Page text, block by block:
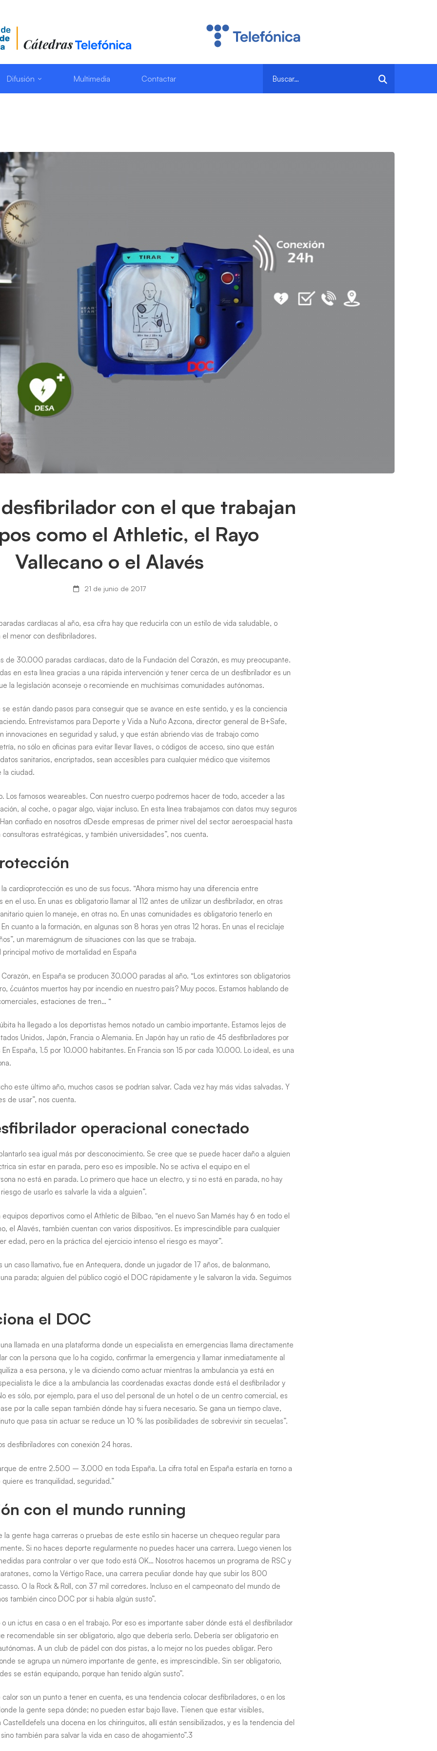
Difusión Multimedia Contactar
con el que trabajan
como el Athletic, el Rayo
Vallecano o el Alavés
21 de junio de 2017
cardíacas al año, esa cifra hay que reducirla con un estilo de vida saludable, o
menor con desfibriladores.
de 30.000 paradas cardíacas, dato de la Fundación del Corazón, es muy preocupante.
en esta línea gracias a una rápida intervención y tener cerca de un desfibrilador es un
la legislación aconseje o recomiende en muchísimas comunidades autónomas.
se están dando pasos para conseguir que se avance en este sentido, y es la conciencia
Entrevistamos para Deporte y Vida a Nuño Azcona, director general de B+Safe,
innovaciones en seguridad y salud, y que están abriendo vías de trabajo como
no sólo en oficinas para evitar llevar llaves, o códigos de acceso, sino que están
sanitarios, encriptados, sean accesibles para cualquier médico que visitemos
ciudad.
Los famosos weareables. Con nuestro cuerpo podremos hacer de todo, acceder a las
al coche, o pagar algo, viajar incluso. En esta línea trabajamos con datos muy seguros
confiado en nosotros dDesde empresas de primer nivel del sector aeroespacial hasta
estratégicas, y también universidades”, nos cuenta.
cardioprotección es uno de sus focus. “Ahora mismo hay una diferencia entre
en el uso. En unas es obligatorio llamar al 112 antes de utilizar un desfibrilador, en otras
quien lo maneje, en otras no. En unas comunidades es obligatorio tenerlo en
cuanto a la formación, en algunas son 8 horas yen otras 12 horas. En unas el reciclaje
un maremágnum de situaciones con las que se trabaja.
principal motivo de mortalidad en España
en España se producen 30.000 paradas al año. “Los extintores son obligatorios
¿cuántos muertos hay por incendio en nuestro país? Muy pocos. Estamos hablando de
estaciones de tren… “
ha llegado a los deportistas hemos notado un cambio importante. Estamos lejos de
Unidos, Japón, Francia o Alemania. En Japón hay un ratio de 45 desfibriladores por
España, 1.5 por 10.000 habitantes. En Francia son 15 por cada 10.000. Lo ideal, es una
este último año, muchos casos se podrían salvar. Cada vez hay más vidas salvadas. Y
de usar”, nos cuenta.
operacional conectado
sea igual más por desconocimiento. Se cree que se puede hacer daño a alguien
sin estar en parada, pero eso es imposible. No se activa el equipo en el
no está en parada. Lo primero que hace un electro, y si no está en parada, no hay
de usarlo es salvarle la vida a alguien”.
deportivos como el Athletic de Bilbao, “en el nuevo San Mamés hay 6 en todo el
el Alavés, también cuentan con varios dispositivos. Es imprescindible para cualquier
edad, pero en la práctica del ejercicio intenso el riesgo es mayor”.
un caso llamativo, fue en Antequera, donde un jugador de 17 años, de balonmano,
parada; alguien del público cogió el DOC rápidamente y le salvaron la vida. Seguimos
el DOC
llamada en una plataforma donde un especialista en emergencias llama directamente
con la persona que lo ha cogido, confirmar la emergencia y llamar inmediatamente al
a esa persona, y le va diciendo como actuar mientras la ambulancia ya está en
le dice a la ambulancia las coordenadas exactas donde está el desfibrilador y
es sólo, por ejemplo, para el uso del personal de un hotel o de un centro comercial, es
por la calle sepan también dónde hay si fuera necesario. Se gana un tiempo clave,
que pasa sin actuar se reduce un 10 % las posibilidades de sobrevivir sin secuelas”.
desfibriladores con conexión 24 horas.
de entre 2.500 – 3.000 en toda España. La cifra total en España estaría en torno a
es tranquilidad, seguridad.”
con el mundo running
la gente haga carreras o pruebas de este estilo sin hacerse un chequeo regular para
Si no haces deporte regularmente no puedes hacer una carrera. Luego vienen los
para controlar o ver que todo está OK… Nosotros hacemos un programa de RSC y
como la Vértigo Race, una carrera peculiar donde hay que subir los 800
O la Rock & Roll, con 37 mil corredores. Incluso en el campeonato del mundo de
también cinco DOC por si había algún susto”.
o un ictus en casa o en el trabajo. Por eso es importante saber dónde está el desfibrilador
recomendable sin ser obligatorio, algo que debería serlo. Debería ser obligatorio en
A un club de pádel con dos pistas, a lo mejor no los puedes obligar. Pero
se agrupa un número importante de gente, es imprescindible. Sin ser obligatorio,
se están equipando, porque han tenido algún susto”.
calor son un punto a tener en cuenta, es una tendencia colocar desfibriladores, o en los
la gente sepa dónde; no pueden estar bajo llave. Tienen que estar visibles,
una docena en los chiringuitos, allí están sensibilizados, y es la tendencia del
también para salvar la vida en caso de ahogamiento”.3